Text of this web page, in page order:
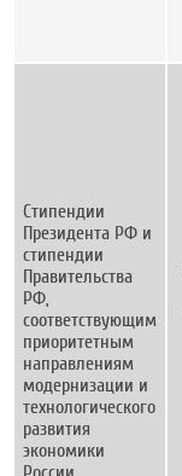
Стипендии
Президента РФ и
стипендии
Правительства
РФ,
соответствующим
приоритетным
направлениям
модернизации и
технологического
развития
экономики